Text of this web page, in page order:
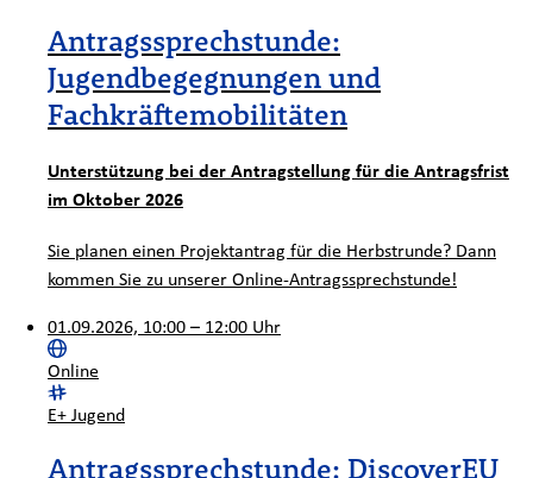
Antragssprechstunde:
Jugendbegegnungen und
Fachkräftemobilitäten
Unterstützung bei der Antragstellung für die Antragsfrist
im Oktober 2026
Sie planen einen Projektantrag für die Herbstrunde? Dann
kommen Sie zu unserer Online-Antragssprechstunde!
01.09.2026, 10:00 – 12:00 Uhr
Ort:
Online
Kategorie:
E+ Jugend
Antragssprechstunde: DiscoverEU